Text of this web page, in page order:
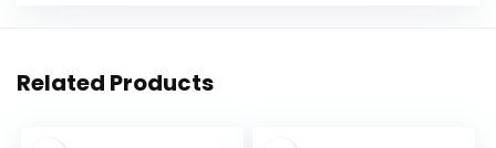
Related Products